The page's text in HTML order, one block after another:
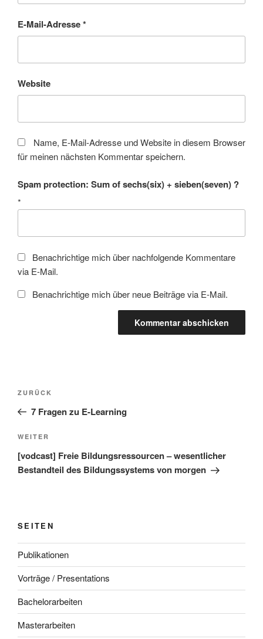
E-Mail-Adresse*
Website
Name, E-Mail-Adresse und Website in diesem Browser
für meinen nächsten Kommentar speichern.
Spam protection: Sum of sechs(six) + sieben(seven) ?
*
Benachrichtige mich über nachfolgende Kommentare
via E-Mail.
Benachrichtige mich über neue Beiträge via E-Mail.
Beitragsnavigation
Vorheriger
Beitrag
ZURÜCK
7 Fragen zu E-Learning
Nächster
Beitrag
WEITER
[vodcast] Freie Bildungsressourcen – wesentlicher
Bestandteil des Bildungssystems von morgen
SEITEN
Publikationen
Vorträge / Presentations
Bachelorarbeiten
Masterarbeiten